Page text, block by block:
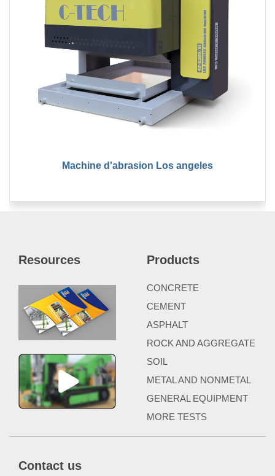
Machine d'abrasion Los angeles
Resources Products
CONCRETE
CEMENT
ASPHALT
ROCK AND AGGREGATE
SOIL
METAL AND NONMETAL
GENERAL EQUIPMENT
MORE TESTS
Contact us